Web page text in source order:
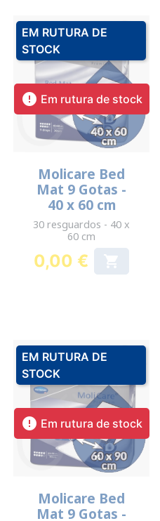
 Em rutura de stock
Molicare Bed
Mat 9 Gotas -
40 x 60 cm
30 resguardos - 40 x
60 cm
Preço
0,00 € 
EM RUTURA DE
STOCK
 Em rutura de stock
Molicare Bed
Mat 9 Gotas -
EM RUTURA DE
STOCK